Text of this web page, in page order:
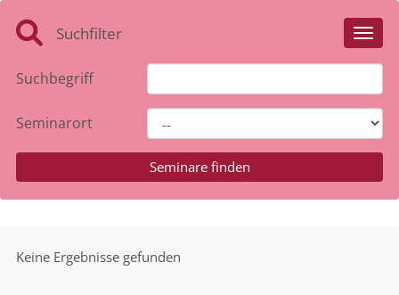
Suchfilter
Suchbegriff
Seminarort
Keine Ergebnisse gefunden